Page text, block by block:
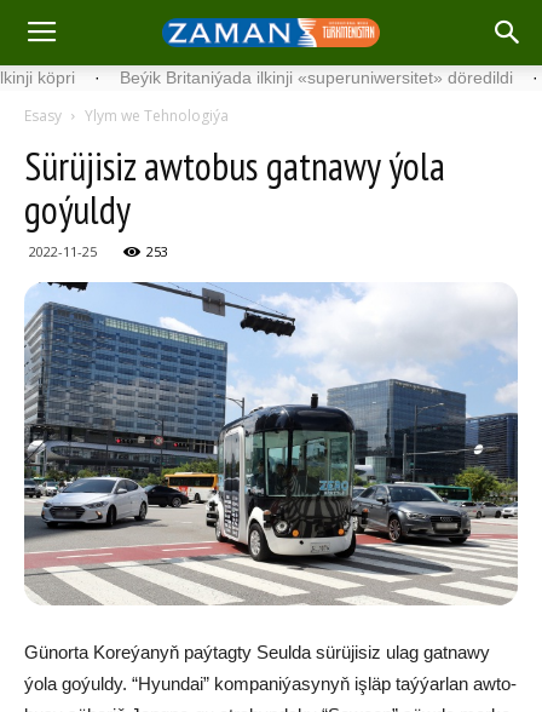
· Beýik Britaniýada ilkinji «superuniwersitet» döredildi ·
Esasy Ylym we Tehnologiýa
Sürüjisiz awtobus gatnawy ýola
goýuldy
2022-11-25 253
Gü­nor­ta Ko­re­ýa­nyň paý­tag­ty Se­ul­da sü­rü­ji­siz ulag gat­na­wy
ýo­la go­ýul­dy. “Hy­un­dai” kom­pa­ni­ýa­sy­nyň iş­läp taý­ýar­lan aw­to­